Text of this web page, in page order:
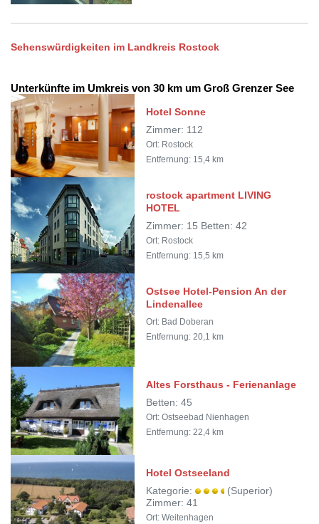
Sehenswürdigkeiten im Landkreis Rostock
Unterkünfte im Umkreis von 30 km um Groß Grenzer See
Hotel Sonne
Zimmer: 112
Ort: Rostock
Entfernung: 15,4 km
rostock apartment LIVING
HOTEL
Zimmer: 15 Betten: 42
Ort: Rostock
Entfernung: 15,5 km
Ostsee Hotel-Pension An der
Lindenallee
Ort: Bad Doberan
Entfernung: 20,1 km
Altes Forsthaus - Ferienanlage
Betten: 45
Ort: Ostseebad Nienhagen
Entfernung: 22,4 km
Hotel Ostseeland
Kategorie:
(Superior)
Zimmer: 41
Ort: Weitenhagen